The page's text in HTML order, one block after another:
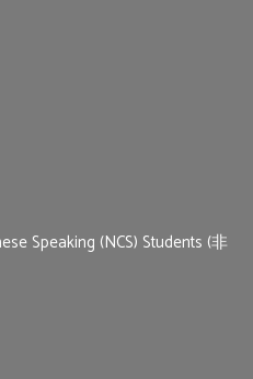
Speaking (NCS) Students (非